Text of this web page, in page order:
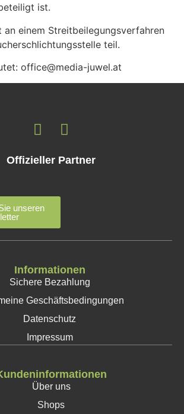
ist.
an einem Streitbeilegungsverfahren
teil.
office@media-juwel.at
Offizieller Partner
unseren
Informationen
Sichere Bezahlung
Geschäftsbedingungen
Datenschutz
Impressum
Über uns
Shops